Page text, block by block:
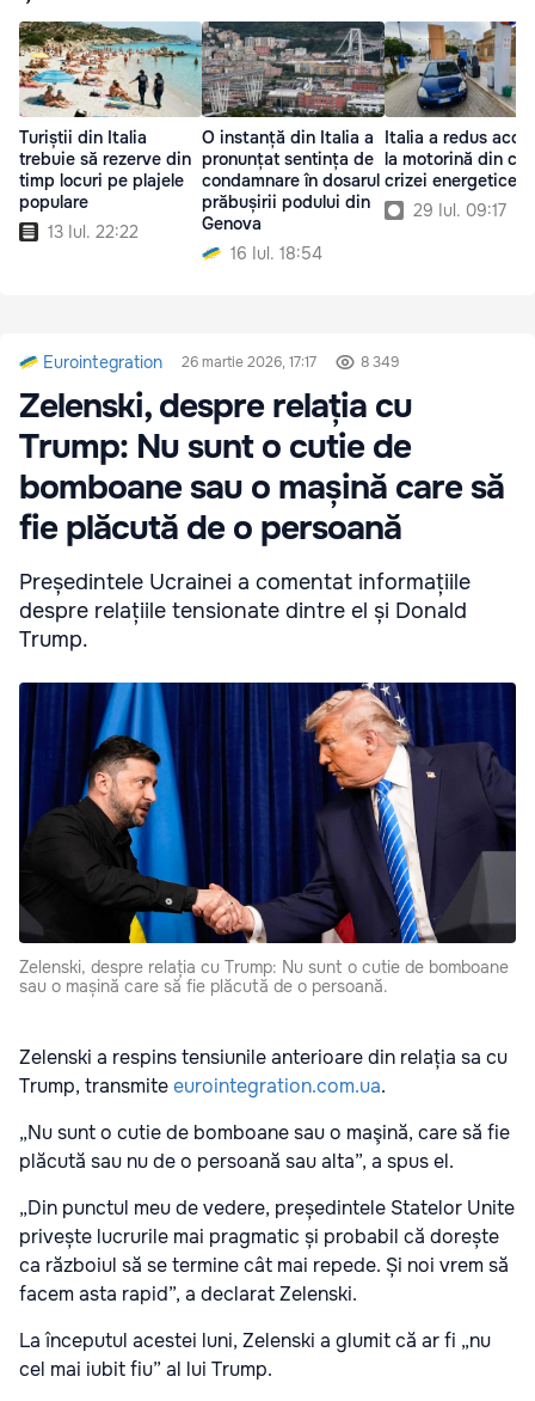
Turiștii din Italia
trebuie să rezerve din
timp locuri pe plajele
populare
13 Iul. 22:22
O instanță din Italia a
pronunțat sentința de
condamnare în dosarul
prăbușirii podului din
Genova
16 Iul. 18:54
Italia a redus
la motorină din
crizei energetice
29 Iul. 09:17
Eurointegration 26 martie 2026, 17:17 8 349
Zelenski, despre relația cu
Trump: Nu sunt o cutie de
bomboane sau o mașină care să
fie plăcută de o persoană
Președintele Ucrainei a comentat informațiile
despre relațiile tensionate dintre el și Donald
Trump.
Zelenski, despre relația cu Trump: Nu sunt o cutie de bomboane
sau o mașină care să fie plăcută de o persoană.
Zelenski a respins tensiunile anterioare din relația sa cu
Trump, transmiteeurointegration.com.ua.
„Nu sunt o cutie de bomboane sau o maşină, care să fie
plăcută sau nu de o persoană sau alta”, a spus el.
„Din punctul meu de vedere, președintele Statelor Unite
privește lucrurile mai pragmatic și probabil că dorește
ca războiul să se termine cât mai repede. Și noi vrem să
facem asta rapid”, a declarat Zelenski.
La începutul acestei luni, Zelenski a glumit că ar fi „nu
cel mai iubit fiu” al lui Trump.